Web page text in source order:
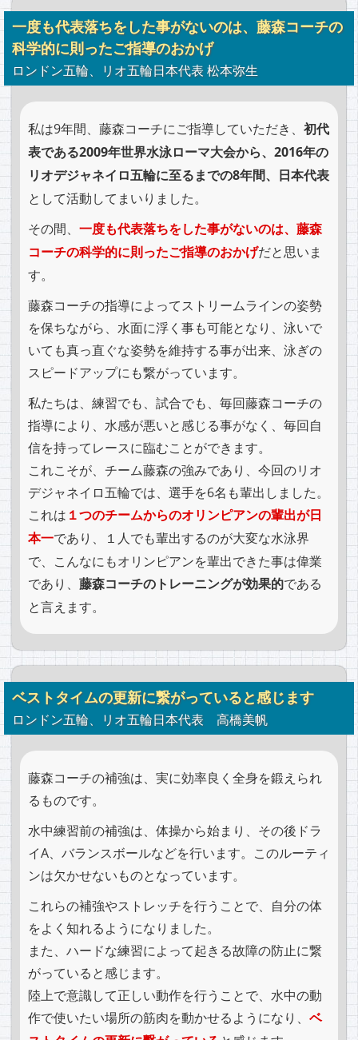
一度も代表落ちをした事がないのは、 藤森コーチの
科学的に則ったご指導のおかげ
ロンドン五輪、リオ五輪日本代表 松本弥生
私は9年間、藤森コーチにご指導していただき、 初代
表である2009年世界水泳ローマ大会から、2016年の
リオデジャネイロ五輪に至るまでの8年間、日本代表
として活動してまいりました。
その間、 一度も代表落ちをした事がないのは、藤森
コーチの科学的に則ったご指導のおかげだと思いま
す。
藤森コーチの指導によってストリームラインの姿勢
を保ちながら、水面に浮く事も可能となり、泳いで
いても真っ直ぐな姿勢を維持する事が出来、泳ぎの
スピードアップにも繋がっています。
私たちは、練習でも、試合でも、毎回藤森コーチの
指導により、水感が悪いと感じる事がなく、毎回自
信を持ってレースに臨むことができます。
これこそが、チーム藤森の強みであり、今回のリオ
デジャネイロ五輪では、選手を6名も輩出しました。
これは １つのチームからのオリンピアンの輩出が日
本一であり、１人でも輩出するのが大変な水泳界
で、こんなにもオリンピアンを輩出できた事は偉業
であり、 藤森コーチのトレーニングが効果的である
と言えます。
ベストタイムの更新に繋がっていると感じます
ロンドン五輪、リオ五輪日本代表 高橋美帆
藤森コーチの補強は、実に効率良く全身を鍛えられ
るものです。
水中練習前の補強は、体操から始まり、その後ドラ
イA、バランスボールなどを行います。このルーティ
ンは欠かせないものとなっています。
これらの補強やストレッチを行うことで、自分の体
をよく知れるようになりました。
また、ハードな練習によって起きる故障の防止に繋
がっていると感じます。
陸上で意識して正しい動作を行うことで、水中の動
作で使いたい場所の筋肉を動かせるようになり、 ベ